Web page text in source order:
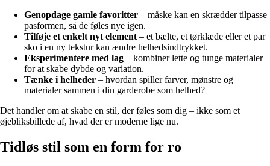
Genopdage gamle favoritter – måske kan en skrædder tilpasse
pasformen, så de føles nye igen.
Tilføje et enkelt nyt element – et bælte, et tørklæde eller et par
sko i en ny tekstur kan ændre helhedsindtrykket.
Eksperimentere med lag – kombiner lette og tunge materialer
for at skabe dybde og variation.
Tænke i helheder – hvordan spiller farver, mønstre og
materialer sammen i din garderobe som helhed?
Det handler om at skabe en stil, der føles som dig – ikke som et
øjebliksbillede af, hvad der er moderne lige nu.
Tidløs stil som en form for ro